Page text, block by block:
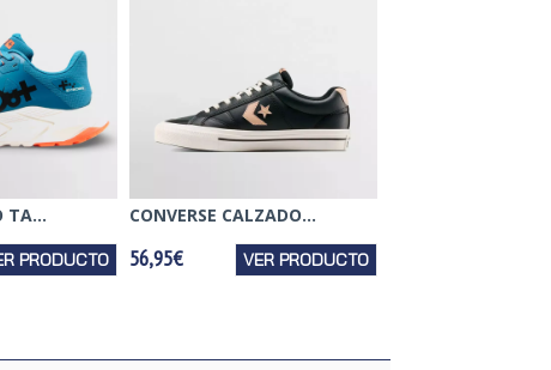
TA...
PRODUCTO
CONVERSE CALZADO...
56,95€ VER PRODUCTO